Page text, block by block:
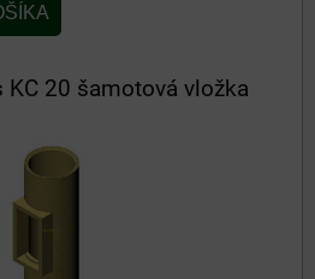
KC 20 šamotová vložka